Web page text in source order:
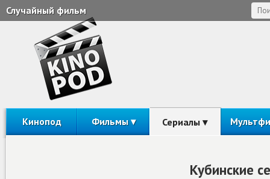
Случайный фильм
Кинопод Фильмы Сериалы
Кубинские